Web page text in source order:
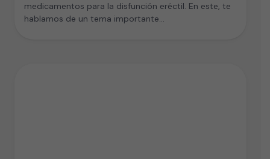
medicamentos para la disfunción eréctil. En este, te
hablamos de un tema importante…